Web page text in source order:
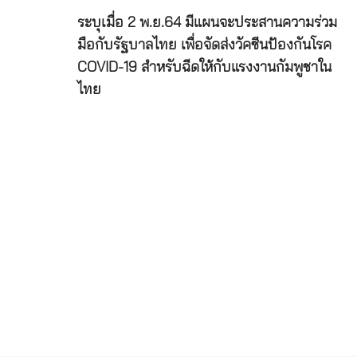
ระบุเมื่อ 2 พ.ย.64 มีแผนจะประสานความร่วม
มือกับรัฐบาลไทย เพื่อจัดส่งวัคซีนป้องกันโรค
COVID-19 สำหรับฉีดให้กับแรงงานกัมพูชาใน
ไทย